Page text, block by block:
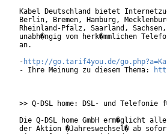
Kabel Deutschland bietet
Berlin, Bremen, Hamburg,
Rheinland-Pfalz, Saarland,
unabh�ngig vom herk�mmlichen
an.
- http://go.tarif4you.de/
- Ihre Meinung zu diesem Thema:
>> Q-DSL home: DSL- und Telefonie
Die Q-DSL home GmbH erm�glicht
der Aktion �Jahreswechsel� ab